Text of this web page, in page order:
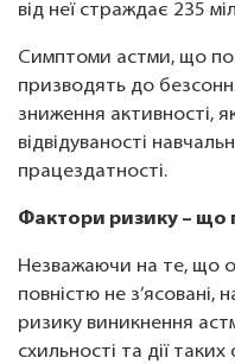
від неї страждає 235
Симптоми астми, що
призводять до
зниження активності,
відвідуваності
працездатності.
Фактори ризику – що
Незважаючи на те, що
повністю не
ризику виникнення
схильності та дії